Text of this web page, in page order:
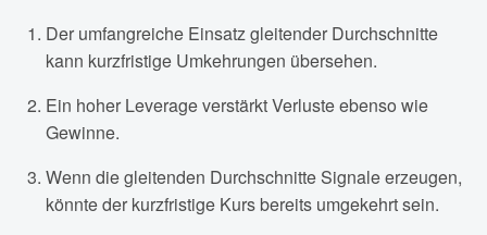
Der umfangreiche Einsatz gleitender Durchschnitte
kann kurzfristige Umkehrungen übersehen.
Ein hoher Leverage verstärkt Verluste ebenso wie
Gewinne.
Wenn die gleitenden Durchschnitte Signale erzeugen,
könnte der kurzfristige Kurs bereits umgekehrt sein.